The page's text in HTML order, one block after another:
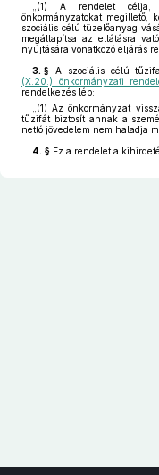
„(1) A rendelet célja,
önkormányzatokat megillető,
szociális célú tüzelőanyag
megállapítsa az ellátásra
nyújtására vonatkozó eljárás
3. § A szociális célú
(X.20.) önkormányzati
rendelkezés lép:
„(1) Az önkormányzat
tűzifát biztosít annak a
nettó jövedelem nem haladja
4. § Ez a rendelet a